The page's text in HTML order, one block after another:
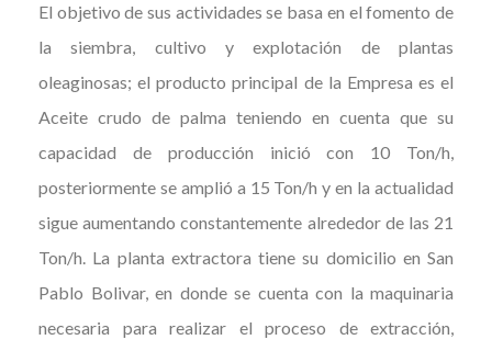
El objetivo de sus actividades se basa en el fomento de
la siembra, cultivo y explotación de plantas
oleaginosas; el producto principal de la Empresa es el
Aceite crudo de palma teniendo en cuenta que su
capacidad de producción inició con 10 Ton/h,
posteriormente se amplió a 15 Ton/h y en la actualidad
sigue aumentando constantemente alrededor de las 21
Ton/h. La planta extractora tiene su domicilio en San
Pablo Bolivar, en donde se cuenta con la maquinaria
necesaria para realizar el proceso de extracción,